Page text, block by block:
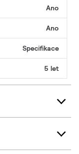
Ano
Ano
Specifikace
5 let